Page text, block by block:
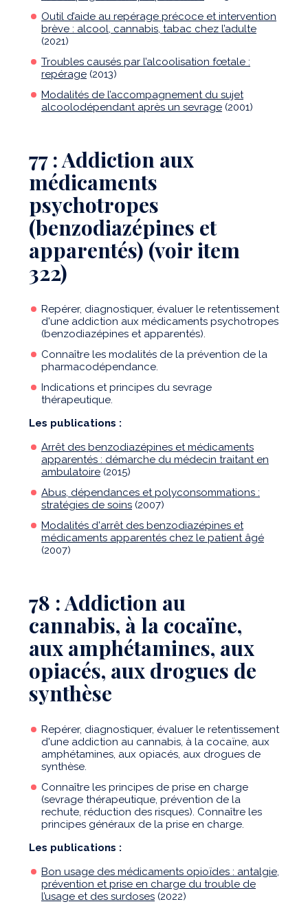
Outil d’aide au repérage précoce et intervention
brève : alcool, cannabis, tabac chez l’adulte
(2021)
Troubles causés par l’alcoolisation fœtale :
repérage (2013)
Modalités de l’accompagnement du sujet
alcoolodépendant après un sevrage (2001)
77 : Addiction aux
médicaments
psychotropes
(benzodiazépines et
apparentés) (voir item
322)
Repérer, diagnostiquer, évaluer le retentissement
d'une addiction aux médicaments psychotropes
(benzodiazépines et apparentés).
Connaître les modalités de la prévention de la
pharmacodépendance.
Indications et principes du sevrage
thérapeutique.
Les publications :
Arrêt des benzodiazépines et médicaments
apparentés : démarche du médecin traitant en
ambulatoire (2015)
Abus, dépendances et polyconsommations :
stratégies de soins (2007)
Modalités d'arrêt des benzodiazépines et
médicaments apparentés chez le patient âgé
(2007)
78 : Addiction au
cannabis, à la cocaïne,
aux amphétamines, aux
opiacés, aux drogues de
synthèse
Repérer, diagnostiquer, évaluer le retentissement
d'une addiction au cannabis, à la cocaïne, aux
amphétamines, aux opiacés, aux drogues de
synthèse.
Connaître les principes de prise en charge
(sevrage thérapeutique, prévention de la
rechute, réduction des risques). Connaître les
principes généraux de la prise en charge.
Les publications :
Bon usage des médicaments opioïdes : antalgie,
prévention et prise en charge du trouble de
l’usage et des surdoses (2022)